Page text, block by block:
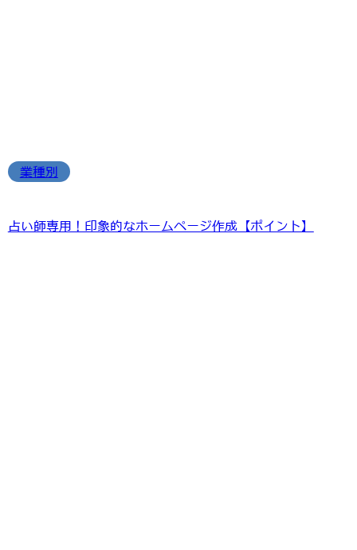
業種別
占い師専用！印象的なホームページ作成【ポイント】